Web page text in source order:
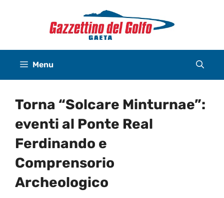
Menu
Torna “Solcare Minturnae”:
eventi al Ponte Real
Ferdinando e
Comprensorio
Archeologico